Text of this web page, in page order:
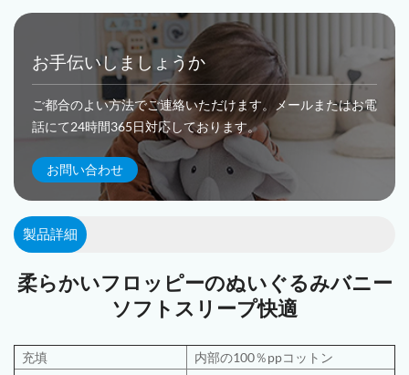
お手伝いしましょうか
ご都合のよい方法でご連絡いただけます。メールまたはお電
話にて24時間365日対応しております。
お問い合わせ
製品詳細
柔らかいフロッピーのぬいぐるみバニー
ソフトスリープ快適
充填
内部の100％ppコットン